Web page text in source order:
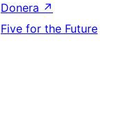
Donera ↗
Five for the Future